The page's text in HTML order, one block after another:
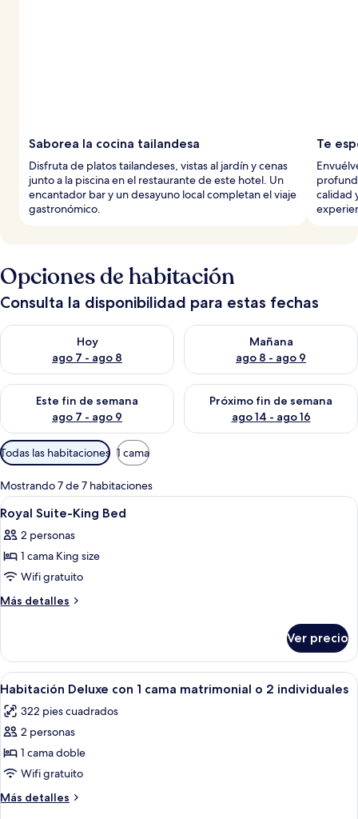
Saborea la cocina tailandesa
Disfruta de platos tailandeses, vistas al jardín y cenas
junto a la piscina en el restaurante de este hotel. Un
encantador bar y un desayuno local completan el viaje
gastronómico.
Te
calidad
Opciones de habitación
Consulta la disponibilidad para estas fechas
Hoy
ago 7 - ago 8
Consulta la disponibilidad para hoy ago 7 - ago 8
Mañana
ago 8 - ago 9
Consulta la disponibilidad
Este fin de semana
ago 7 - ago 9
Consulta la disponibilidad para este fin de semana ago 7 -
Próximo fin de semana
ago 14 - ago 16
Consulta la disponibilidad
Filtros
disponibles
para
las
habitaciones
Todas las habitaciones 1 cama
Mostrando 7 de 7 habitaciones
Abrir
todas
las
fotos
de
Royal
Bed
Una habitación con un escritorio de
17
Royal Suite-King Bed
2 personas
1 cama King size
Wifi gratuito
Más detalles
Más
Suite-
King
Bed
Ver precio
Abrir
todas
las
fotos
de
Habitación
Deluxe
con
Una cama grande con ropa de
8
Habitación Deluxe con 1 cama matrimonial o 2 individuales
322 pies cuadrados
2 personas
1 cama doble
Wifi gratuito
Más detalles
Más